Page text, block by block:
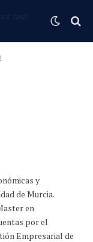
y
de Murcia.
en
por el
Empresarial de